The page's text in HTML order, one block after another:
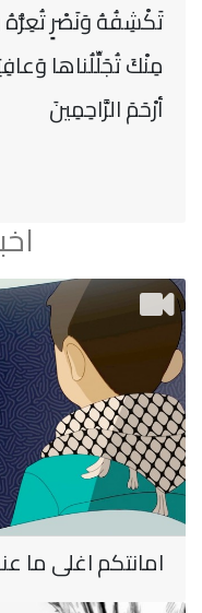
تَكْشِفُهُ وَنَصْرٍ
مِنْكَ تُجَلِّلُناها
أرْحَمَ الرَّاحِمِينَ
امانتكم اغلى ما